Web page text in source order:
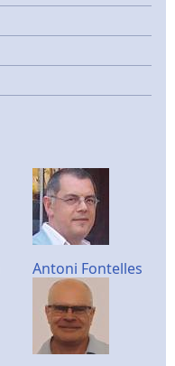
Antoni Fontelles